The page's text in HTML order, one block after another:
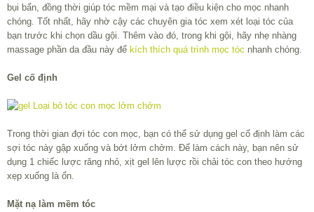
bụi bẩn, đồng thời giúp tóc mềm mại và tạo điều kiện cho mọc nhanh
chóng. Tốt nhất, hãy nhờ cậy các chuyên gia tóc xem xét loại tóc của
bạn trước khi chọn dầu gội. Thêm vào đó, trong khi gội, hãy nhẹ nhàng
massage phần da đầu này để kích thích quá trình mọc tóc nhanh chóng.
Gel cố định
Trong thời gian đợi tóc con mọc, bạn có thể sử dụng gel cố định làm các
sợi tóc này gập xuống và bớt lởm chởm. Để làm cách này, bạn nên sử
dụng 1 chiếc lược răng nhỏ, xịt gel lên lược rồi chải tóc con theo hướng
xẹp xuống là ổn.
Mặt nạ làm mềm tóc